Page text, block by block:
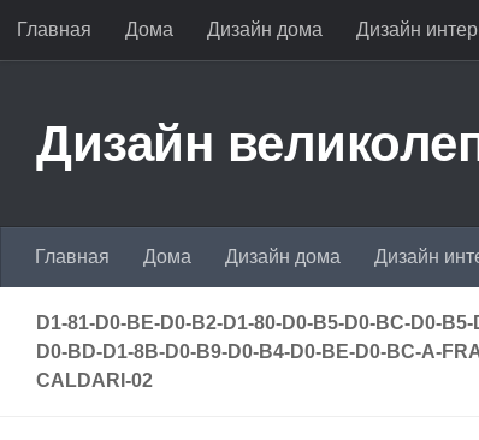
Перейти к содержимому
Главная Дома Дизайн дома Дизайн
Дизайн
Главная Дома Дизайн дома Дизайн
D1-81-D0-BE-D0-B2-D1-80-D0-B5-D0-BC-D0-
D0-BD-D1-8B-D0-B9-D0-B4-D0-BE-D0-BC-A-
CALDARI-02